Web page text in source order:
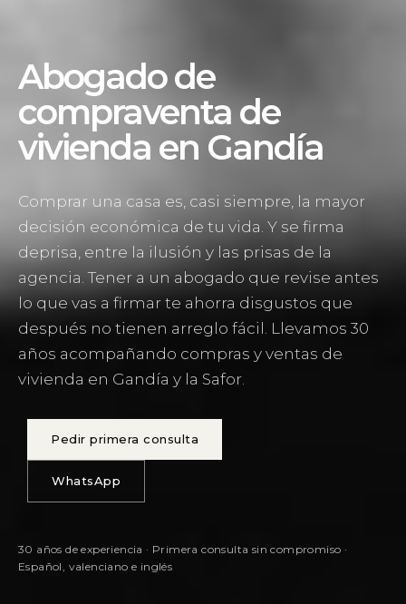
Abogado de
compraventa de
vivienda en Gandía
Comprar una casa es, casi siempre, la mayor
decisión económica de tu vida. Y se firma
deprisa, entre la ilusión y las prisas de la
agencia. Tener a un abogado que revise antes
lo que vas a firmar te ahorra disgustos que
después no tienen arreglo fácil. Llevamos 30
años acompañando compras y ventas de
vivienda en Gandía y la Safor.
Pedir primera consulta
WhatsApp
30 años de experiencia · Primera consulta sin compromiso ·
Español, valenciano e inglés